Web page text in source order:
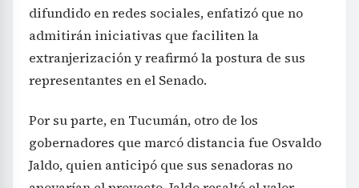
difundido en redes sociales, enfatizó que no
admitirán iniciativas que faciliten la
extranjerización y reafirmó la postura de sus
representantes en el Senado.
Por su parte, en Tucumán, otro de los
gobernadores que marcó distancia fue Osvaldo
Jaldo, quien anticipó que sus senadoras no